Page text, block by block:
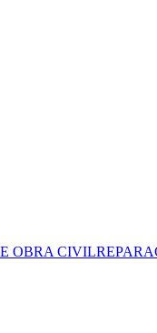
OBRA